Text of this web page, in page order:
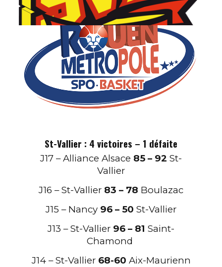
St-Vallier : 4 victoires – 1 défaite
J17 – Alliance Alsace 85 – 92 St-
Vallier
J16 – St-Vallier 83 – 78 Boulazac
J15 – Nancy 96 – 50 St-Vallier
J13 – St-Vallier 96 – 81 Saint-
Chamond
J14 – St-Vallier 68-60 Aix-Maurienn